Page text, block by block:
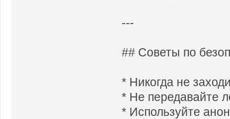
---
## Советы по
* Никогда не
* Не передавайте
* Используйте